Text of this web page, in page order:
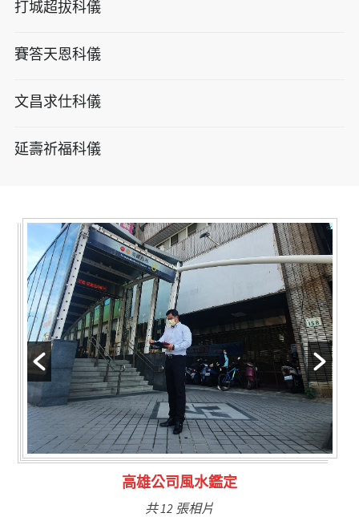
打城超拔科儀
賽答天恩科儀
文昌求仕科儀
延壽祈福科儀
林氏福主量子生基造命
共 6 張相片